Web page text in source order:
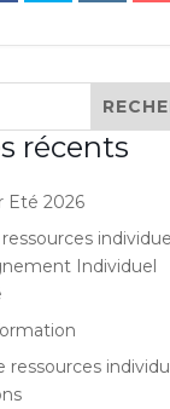
récents
Eté 2026
Individuel
ressources